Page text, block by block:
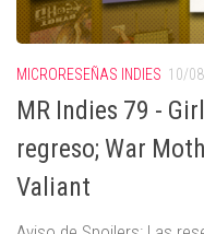
MICRORESEÑAS INDIES 10/
MR Indies 79 -
regreso; War
Valiant